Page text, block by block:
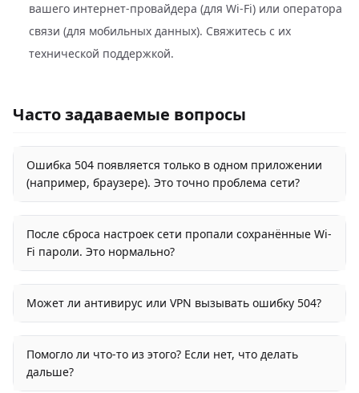
вашего интернет-провайдера (для Wi-Fi) или оператора
связи (для мобильных данных). Свяжитесь с их
технической поддержкой.
Часто задаваемые вопросы
Ошибка 504 появляется только в одном приложении
(например, браузере). Это точно проблема сети?
После сброса настроек сети пропали сохранённые Wi-
Fi пароли. Это нормально?
Может ли антивирус или VPN вызывать ошибку 504?
Помогло ли что-то из этого? Если нет, что делать
дальше?